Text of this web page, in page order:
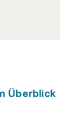
Überblick